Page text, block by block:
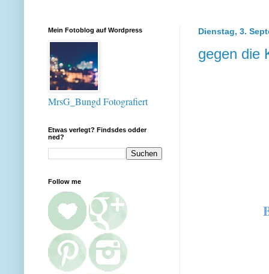
Dienstag, 3.
gegen die
Mein Fotoblog auf Wordpress
MrsG_Bungd Fotografiert
Etwas verlegt? Findsdes odder
ned?
Follow me